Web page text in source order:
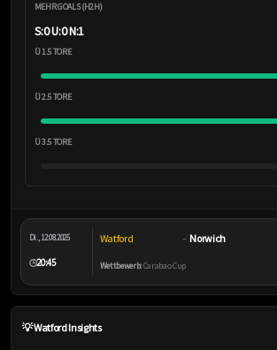
MEHR GOALS (H2H)
S:0 U:0 N:1
Ü 1.5 TORE
Ü 2.5 TORE
Ü 3.5 TORE
Di., 12.08.2025
🕒20:45
Watford – Norwich
Wettbewerb:Carabao Cup
💡 Watford Insights